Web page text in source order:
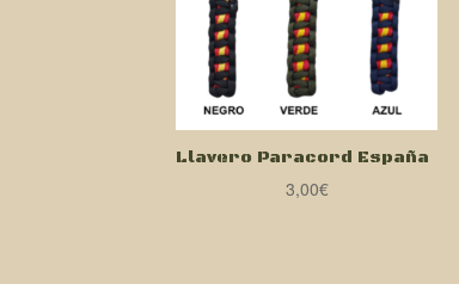
Llavero Paracord España
3,00€